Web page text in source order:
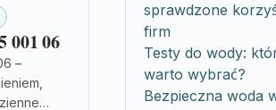
001 06
–
sprawdzone
firm
Testy do wody:
warto wybrać?
Bezpieczna woda